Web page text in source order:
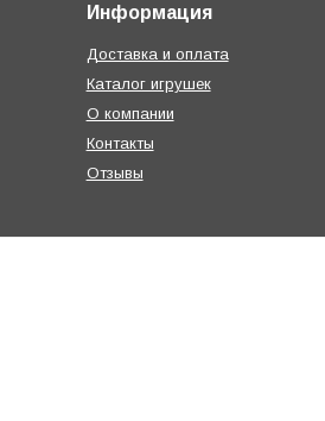
Информация
Доставка и оплата
Каталог игрушек
О компании
Контакты
Отзывы